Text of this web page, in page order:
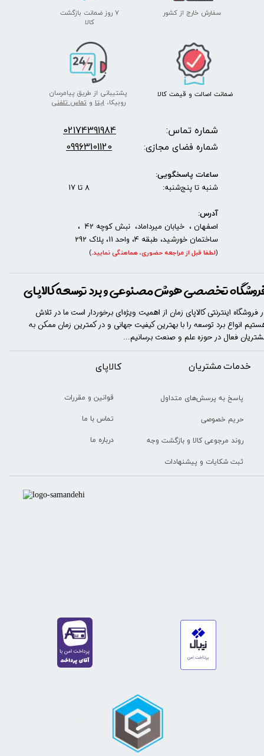
پشتیبانی از طریق پیامرسان
روبیکا،ایتا وتماس تلفنی
سفارش خارج از کشور
۷ روز ضمانت بازگشت
​​​​​​​کالا
ضمانت اصالت و قیمت​​​​​​​ کالا ​​​​​​​
خدمات مشتریان
پاسخ به پرسش‌های متداول
حریم خصوصی
روند مرجوعی کالا و بازگشت وجه
ثبت شکایات و پیشنهادات
​​کالاپای
قوانین و مقررات
تماس با ما
درباره ما
تخصصی هوش مصنوعی و برد توسعه کالاپای
فروشگاه اینترنتی کالاپای زمان از اهمیت ویژه‌ای برخوردار است ما در تلاش
انواع برد توسعه را با​​​ بهترین کیفیت جهانی و در کمترین زمان ممکن به
فعال در حوزه علم و صنعت برسانیم...
شماره تماس: 02174391984
شماره فضای مجازی: 09963101120
ساعات پاسخگویی:
شنبه تا پنج‌شنبه: 8 تا 17
آدرس:
اصفهان ، خیابان میرداماد، نبش کوچه 42 ،
ساختمان خورشید، طبقه 4، واحد 11، پلاک 292
(لطفا قبل از مراجعه حضوری، هماهنگی نمایید.
)